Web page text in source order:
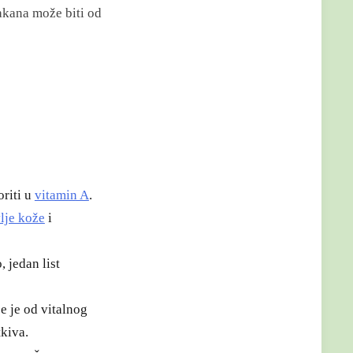
može biti od
u vitamin A.
kože i
jedan list
je od vitalnog